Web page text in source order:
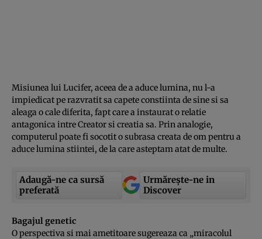
Misiunea lui Lucifer, aceea de a aduce lumina, nu l-a
impiedicat pe razvratit sa capete constiinta de sine si sa
aleaga o cale diferita, fapt care a instaurat o relatie
antagonica intre Creator si creatia sa. Prin analogie,
computerul poate fi socotit o subrasa creata de om pentru a
aduce lumina stiintei, de la care asteptam atat de multe.
Adaugă-ne ca sursă
preferată
Urmărește-ne in
Discover
Bagajul genetic
O perspectiva si mai ametitoare sugereaza ca „miracolul